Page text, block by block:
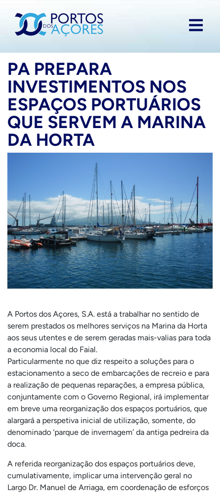
PA PREPARA
INVESTIMENTOS NOS
ESPAÇOS PORTUÁRIOS
QUE SERVEM A MARINA
DA HORTA
A Portos dos Açores, S.A. está a trabalhar no sentido de
serem prestados os melhores serviços na Marina da Horta
aos seus utentes e de serem geradas mais-valias para toda
a economia local do Faial.
Particularmente no que diz respeito a soluções para o
estacionamento a seco de embarcações de recreio e para
a realização de pequenas reparações, a empresa pública,
conjuntamente com o Governo Regional, irá implementar
em breve uma reorganização dos espaços portuários, que
alargará a perspetiva inicial de utilização, somente, do
denominado ‘parque de invernagem’ da antiga pedreira da
doca.
A referida reorganização dos espaços portuários deve,
cumulativamente, implicar uma intervenção geral no
Largo Dr. Manuel de Arriaga, em coordenação de esforços